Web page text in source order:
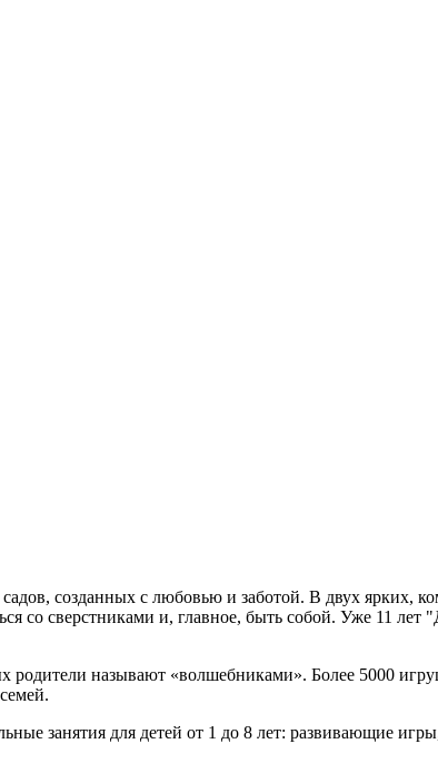
созданных с любовью и заботой. В двух ярких,
со сверстниками и, главное, быть собой. Уже 11
родители называют «волшебниками». Более 5000
занятия для детей от 1 до 8 лет: развивающие